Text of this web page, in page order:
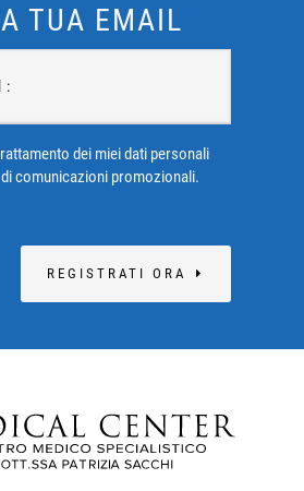
TUA EMAIL
dei miei dati personali
di comunicazioni promozionali.
REGISTRATI ORA